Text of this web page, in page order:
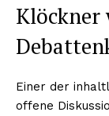
Klöckner
Einer der
offene